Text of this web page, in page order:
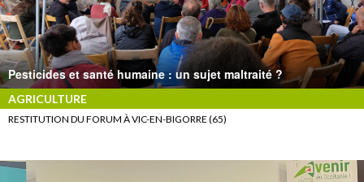
Pesticides et santé humaine : un sujet maltraité ?
AGRICULTURE
RESTITUTION DU FORUM À VIC-EN-BIGORRE (65)